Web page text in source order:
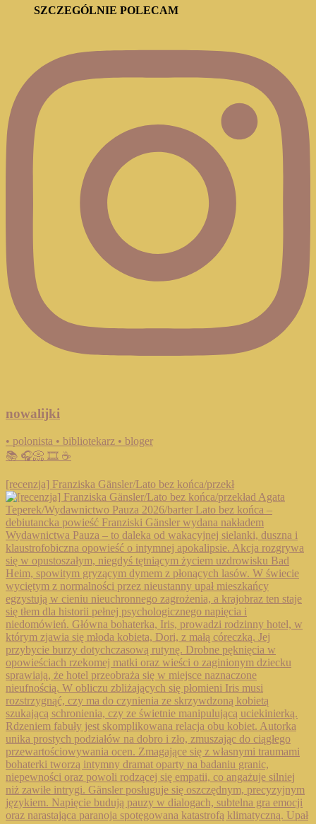
SZCZEGÓLNIE POLECAM
nowalijki
• polonista • bibliotekarz • bloger
📚 🎧📀 🎞️ ☕️
[recenzja] Franziska Gänsler/Lato bez końca/przekł